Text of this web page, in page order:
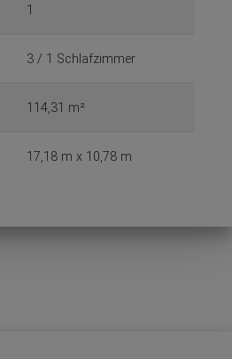
1
3 / 1 Schlafzimmer
114,31 m²
17,18 m x 10,78 m